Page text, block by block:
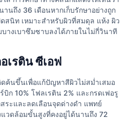
นถึง 36 เดือนหากเก็บรักษาอย่างถูก
นิท เหมาะสำหรับผิวที่สมดุล แห้ง ผิว
างเบาซึมซาบลงได้ภายในไม่กี่วินาที
เรติน ซีเอฟ
ค้นขึ้นเพื่อแก้ปัญหาสีผิวไม่สม่ำเสมอ
ก 10% โฟลเรติน 2% และกรดเฟอรู
ระและลดเลือนจุดด่างดำ แพทย์
วดล้อมขั้นสูงที่คงอยู่ได้นานถึง 72